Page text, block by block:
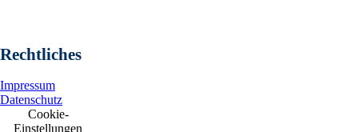
Rechtliches
Impressum
Datenschutz
Cookie-
Einstellungen